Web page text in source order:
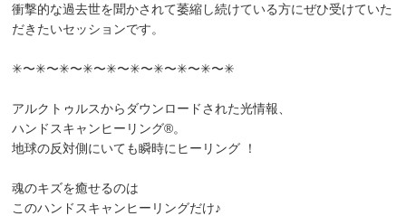
衝撃的な過去世を聞かされて萎縮し続けている方にぜひ受けていた
だきたいセッションです。
✳〜✳〜✳〜✳〜✳〜✳〜✳〜✳〜✳〜✳
アルクトゥルスからダウンロードされた光情報、
ハンドスキャンヒーリング®︎。
地球の反対側にいても瞬時にヒーリング ！
魂のキズを癒せるのは
このハンドスキャンヒーリングだけ♪